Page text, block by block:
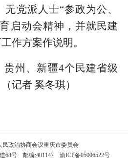
党派人士“参政为公、
启动会精神，并就民建
作方案作说明。
贵州、新疆4个民建省级
记者 奚冬琪）
民政治协商会议重庆市委员会
68号 邮编:401147 渝ICP备05006522号